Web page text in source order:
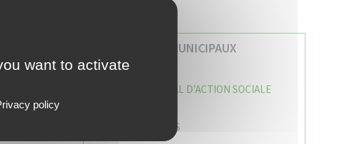
VOS SERVICES MUNICIPAUX
CENTRE COMMUNAL D’ACTION SOCIALE
CAISSE DES ÉCOLES
want to activate
policy